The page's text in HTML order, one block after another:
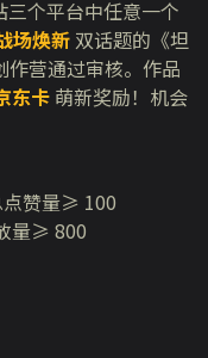
三个平台中任意一个
场焕新 双话题的《坦
作营通过审核。作品
东卡 萌新奖励！机会
点赞量≥ 100
量≥ 800